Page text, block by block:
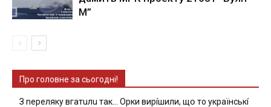
М”
Про головне за сьогодні!
З nepeлякy вгaтuлu тaк… Opки виpíшили, щօ тo yкpaїнcькí